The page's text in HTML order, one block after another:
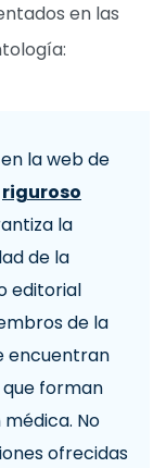
en las
la web de
riguroso
la
de la
editorial
de la
encuentran
forman
No
ofrecidas